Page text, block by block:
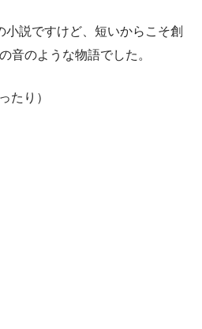
説ですけど、短いからこそ創
音のような物語でした。
たり）